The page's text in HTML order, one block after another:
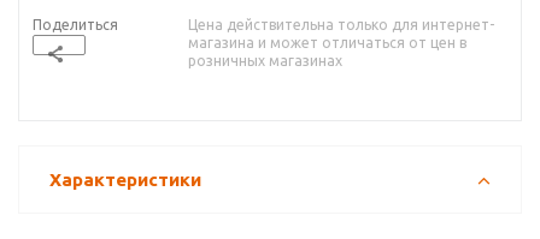
Поделиться
Цена действительна только для интернет-
магазина и может отличаться от цен в
розничных магазинах
Характеристики